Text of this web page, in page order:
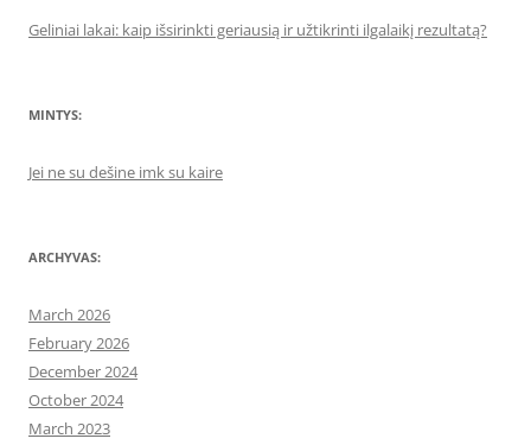
Geliniai lakai: kaip išsirinkti geriausią ir užtikrinti ilgalaikį rezultatą?
MINTYS:
Jei ne su dešine imk su kaire
ARCHYVAS:
March 2026
February 2026
December 2024
October 2024
March 2023